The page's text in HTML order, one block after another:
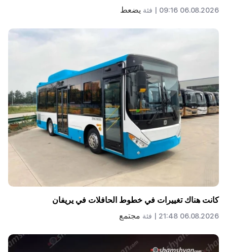
06.08.2026 09:16 | فئة يضعط
كانت هناك تغييرات في خطوط الحافلات في يريفان
06.08.2026 21:48 | فئة مجتمع